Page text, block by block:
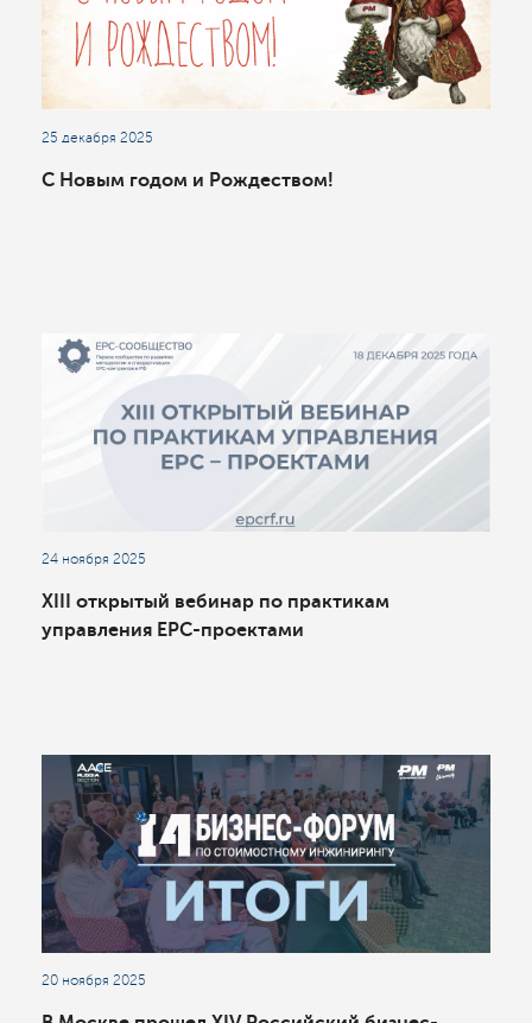
25 декабря 2025
С Новым годом и Рождеством!
24 ноября 2025
XIII открытый вебинар по практикам
управления EPC-проектами
20 ноября 2025